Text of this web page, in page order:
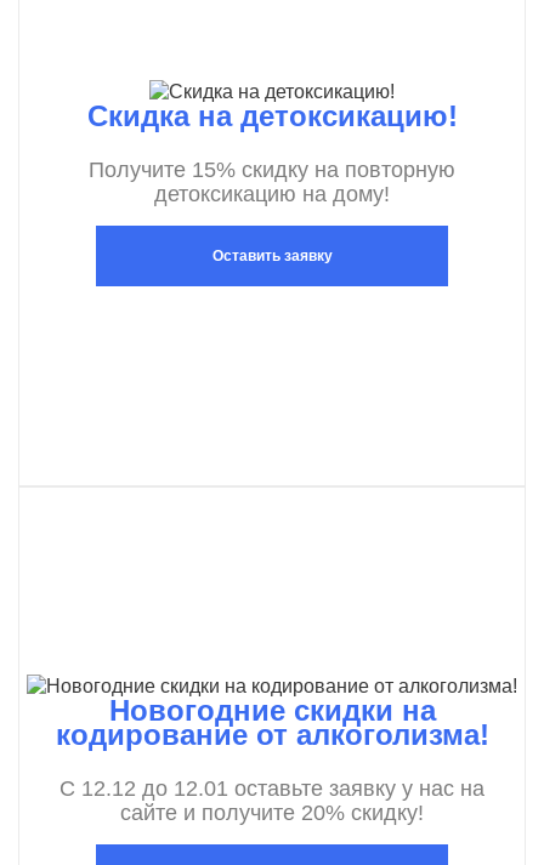
Скидка на детоксикацию!
Получите 15% скидку на повторную
детоксикацию на дому!
Оставить заявку
Новогодние скидки на
кодирование от алкоголизма!
С 12.12 до 12.01 оставьте заявку у нас на
сайте и получите 20% скидку!